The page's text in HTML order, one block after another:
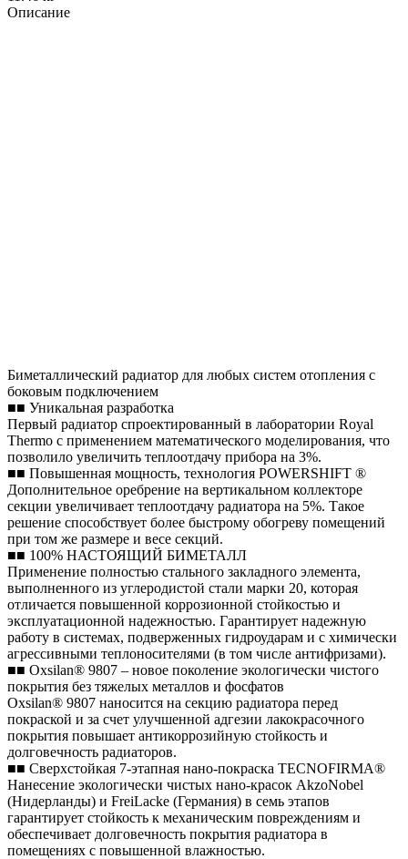
Описание
Биметаллический радиатор для любых систем отопления с
боковым подключением
■■ Уникальная разработка
Первый радиатор спроектированный в лаборатории Royal
Thermo с применением математического моделирования, что
позволило увеличить теплоотдачу прибора на 3%.
■■ Повышенная мощность, технология POWERSHIFT ®
Дополнительное оребрение на вертикальном коллекторе
секции увеличивает теплоотдачу радиатора на 5%. Такое
решение способствует более быстрому обогреву помещений
при том же размере и весе секций.
■■ 100% НАСТОЯЩИЙ БИМЕТАЛЛ
Применение полностью стального закладного элемента,
выполненного из углеродистой стали марки 20, которая
отличается повышенной коррозионной стойкостью и
эксплуатационной надежностью. Гарантирует надежную
работу в системах, подверженных гидроударам и с химически
агрессивными теплоносителями (в том числе антифризами).
■■ Oxsilan® 9807 – новое поколение экологически чистого
покрытия без тяжелых металлов и фосфатов
Oxsilan® 9807 наносится на секцию радиатора перед
покраской и за счет улучшенной адгезии лакокрасочного
покрытия повышает антикоррозийную стойкость и
долговечность радиаторов.
■■ Сверхстойкая 7-этапная нано-покраска TECNOFIRMA®
Нанесение экологически чистых нано-красок AkzoNobel
(Нидерланды) и FreiLacke (Германия) в семь этапов
гарантирует стойкость к механическим повреждениям и
обеспечивает долговечность покрытия радиатора в
помещениях с повышенной влажностью.